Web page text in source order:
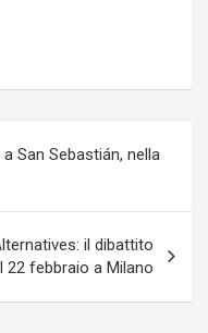
San Sebastián, nella
il dibattito
22 febbraio a Milano